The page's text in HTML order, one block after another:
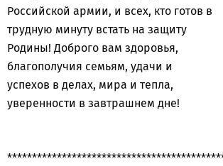
Российской армии, и всех, кто готов в
трудную минуту встать на защиту
Родины! Доброго вам здоровья,
благополучия семьям, удачи и
успехов в делах, мира и тепла,
уверенности в завтрашнем дне!